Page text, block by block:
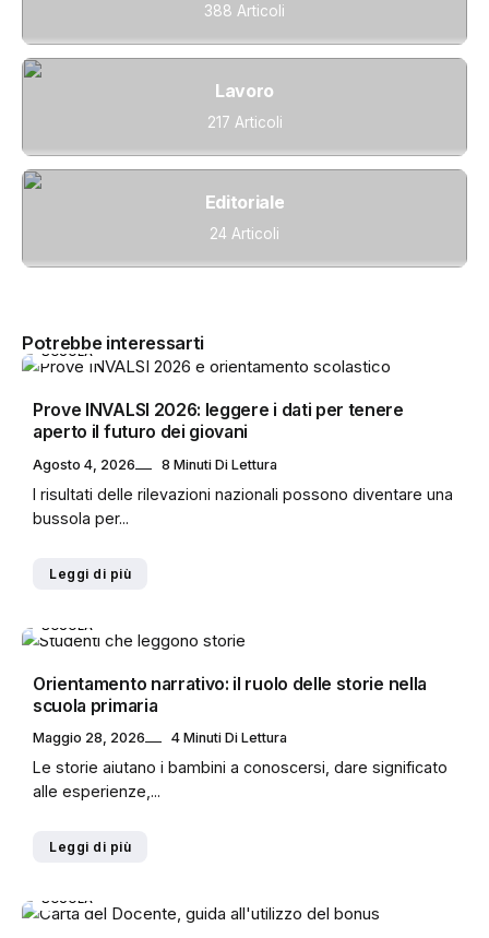
388 Articoli
Lavoro
217 Articoli
Editoriale
24 Articoli
Potrebbe interessarti
SCUOLA
Prove INVALSI 2026: leggere i dati per tenere
aperto il futuro dei giovani
Agosto 4, 2026 8 Minuti Di Lettura
I risultati delle rilevazioni nazionali possono diventare una
bussola per...
Leggi di più
SCUOLA
Orientamento narrativo: il ruolo delle storie nella
scuola primaria
Maggio 28, 2026 4 Minuti Di Lettura
Le storie aiutano i bambini a conoscersi, dare significato
alle esperienze,...
Leggi di più
SCUOLA